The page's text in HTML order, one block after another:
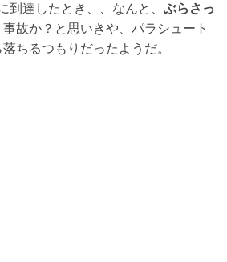
到達したとき、、なんと、 ぶらさっ
事故か？と思いきや、パラシュート
ちるつもりだったようだ。